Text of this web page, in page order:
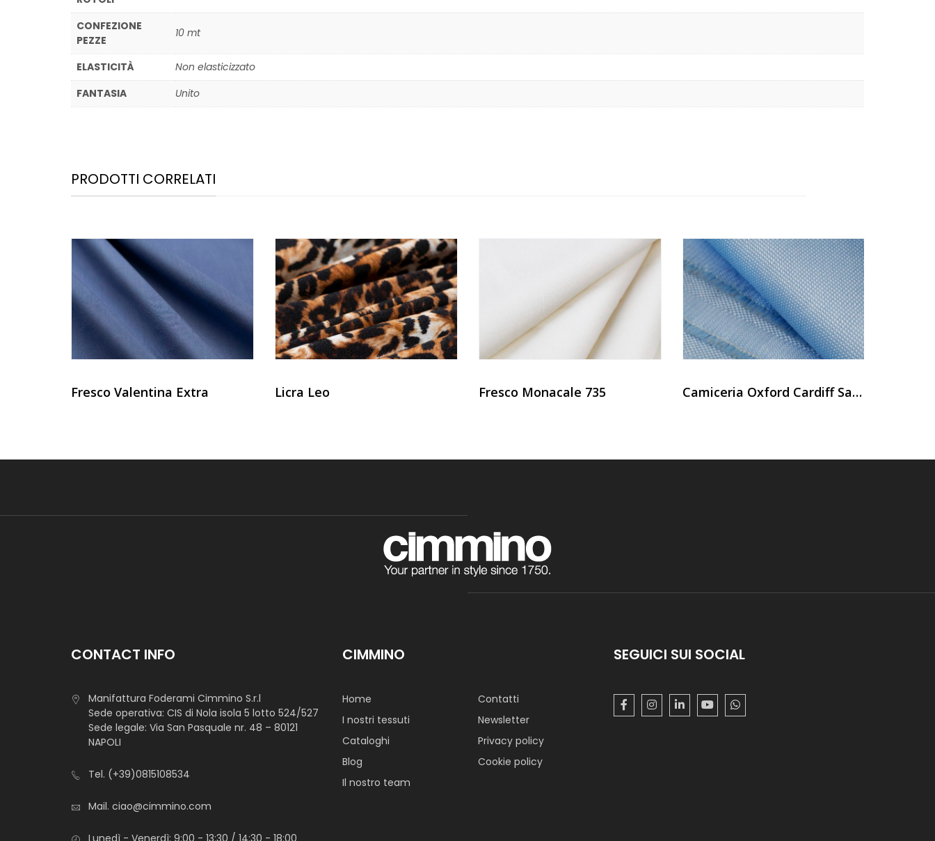
CONFEZIONE
PEZZE
10 mt
ELASTICITÀ
Non elasticizzato
FANTASIA
Unito
PRODOTTI CORRELATI
Fresco Valentina Extra Licra Leo Fresco Monacale 735 Camiceria Oxford Cardiff Sanfor
CONTACT INFO
Manifattura Foderami Cimmino S.r.l
Sede operativa: CIS di Nola isola 5 lotto 524/527
Sede legale: Via San Pasquale nr. 48 – 80121
NAPOLI
Tel. (+39)0815108534
Mail. ciao@cimmino.com
Lunedì - Venerdì: 9:00 - 13:30 / 14:30 - 18:00
CIMMINO
Home
I nostri tessuti
Cataloghi
Blog
Il nostro team
Contatti
Newsletter
Privacy policy
Cookie policy
SEGUICI SUI SOCIAL